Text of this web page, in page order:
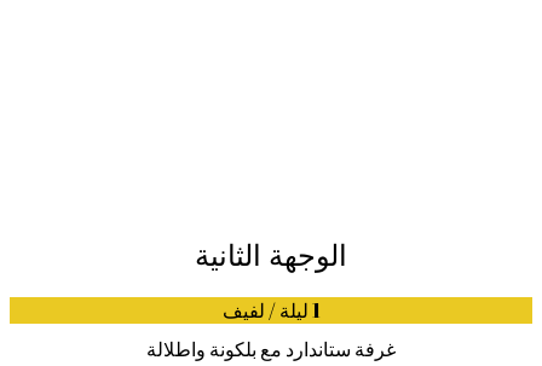
الوجهة الثانية
1 ليلة / لفيف
غرفة ستاندارد مع بلكونة واطلالة